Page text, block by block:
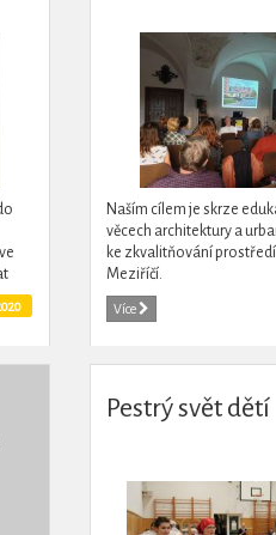
Naším cílem je skrze
věcech architektury a
ke zkvalitňování
Meziříčí.
Více
Pestrý svět dětí